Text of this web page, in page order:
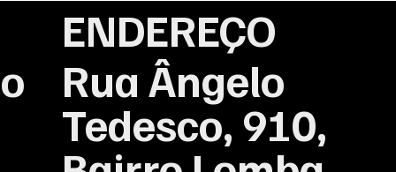
ENDEREÇO
Rua Ângelo
Tedesco, 910,